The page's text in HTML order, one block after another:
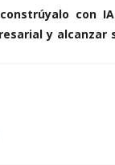
con
y alcanzar